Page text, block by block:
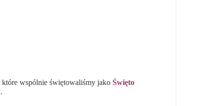
które wspólnie świętowaliśmy jako Święto